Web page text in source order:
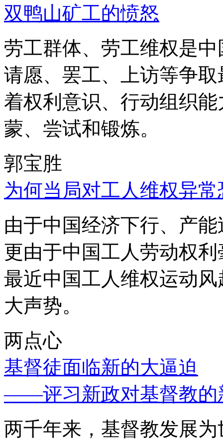
双鸭山矿工的愤怒
劳工群体、劳工维权是
请愿、罢工、上访等争
着权利意识、行动组织
蒙、尝试和锻炼。
郭宝胜
为何当局对工人维权异
由于中国经济下行、产
更由于中国工人劳动权
最近中国工人维权运动
大声势。
两点心
基督徒面临新的大逼迫
——评习新政对基督教的
两千年来，基督教发展